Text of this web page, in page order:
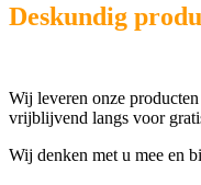
Deskundig
Wij leveren onze
vrijblijvend langs voor
Wij denken met u mee en